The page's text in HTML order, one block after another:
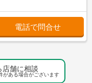
電話で問合せ
店舗に相談
がある場合がございます